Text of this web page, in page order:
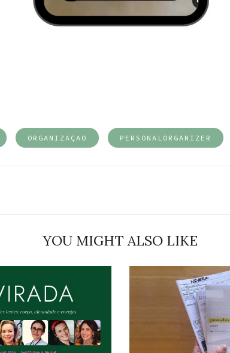
ORGANIZAÇAO PERSONALORGANIZER
YOU MIGHT ALSO LIKE